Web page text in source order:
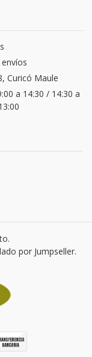
Curicó Maule
a 14:30 / 14:30 a
por Jumpseller.